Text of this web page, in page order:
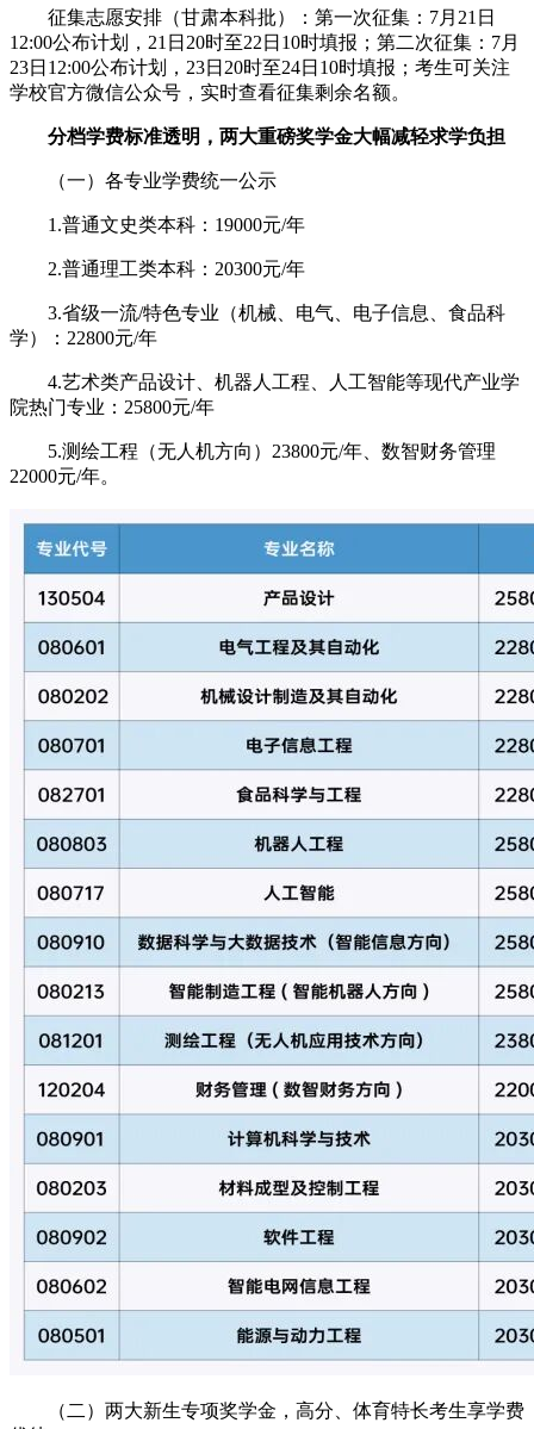
征集志愿安排（甘肃本科批）：第一次征集：7月21日
12:00公布计划，21日20时至22日10时填报；第二次征集：7月
23日12:00公布计划，23日20时至24日10时填报；考生可关注
学校官方微信公众号，实时查看征集剩余名额。
分档学费标准透明，两大重磅奖学金大幅减轻求学负担
（一）各专业学费统一公示
1.普通文史类本科：19000元/年
2.普通理工类本科：20300元/年
3.省级一流/特色专业（机械、电气、电子信息、食品科
学）：22800元/年
4.艺术类产品设计、机器人工程、人工智能等现代产业学
院热门专业：25800元/年
5.测绘工程（无人机方向）23800元/年、数智财务管理
22000元/年。
（二）两大新生专项奖学金，高分、体育特长考生享学费